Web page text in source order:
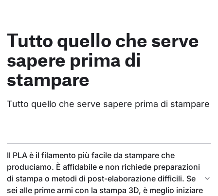
Tutto quello che serve
sapere prima di
stampare
Tutto quello che serve sapere prima di stampare
Il PLA è il filamento più facile da stampare che
produciamo. È affidabile e non richiede preparazioni
di stampa o metodi di post-elaborazione difficili. Se
sei alle prime armi con la stampa 3D, è meglio iniziare